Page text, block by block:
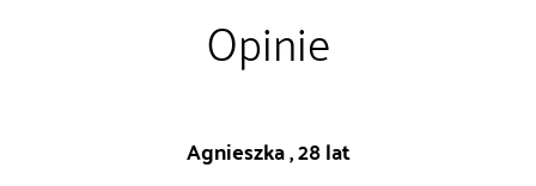
Opinie
Agnieszka , 28 lat